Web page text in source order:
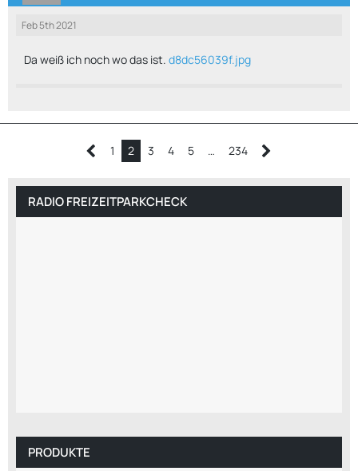
Feb 5th 2021
Da weiß ich noch wo das ist. d8dc56039f.jpg
1 2 3 4 5 … 234
RADIO FREIZEITPARKCHECK
PRODUKTE